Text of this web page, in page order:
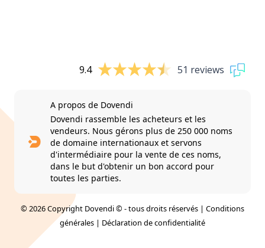
9.4 51 reviews
A propos de Dovendi
Dovendi rassemble les acheteurs et les
vendeurs. Nous gérons plus de 250 000 noms
de domaine internationaux et servons
d'intermédiaire pour la vente de ces noms,
dans le but d'obtenir un bon accord pour
toutes les parties.
© 2026 Copyright Dovendi © - tous droits réservés | Conditions
générales | Déclaration de confidentialité